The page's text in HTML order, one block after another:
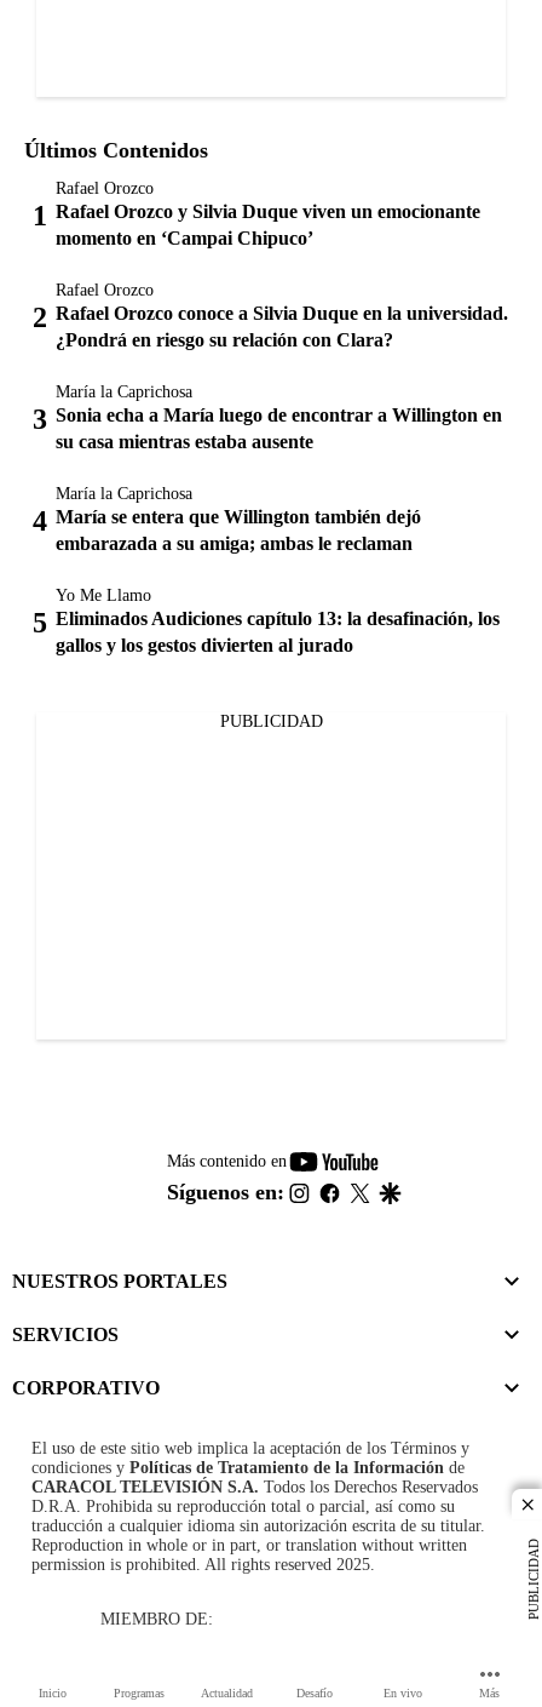
Inicio Programas Actualidad Desafío En vivo Más
PUBLICIDAD
Últimos Contenidos
Rafael Orozco
Rafael Orozco y Silvia Duque viven un emocionante
momento en ‘Campai Chipuco’
Rafael Orozco
Rafael Orozco conoce a Silvia Duque en la universidad.
¿Pondrá en riesgo su relación con Clara?
María la Caprichosa
Sonia echa a María luego de encontrar a Willington en
su casa mientras estaba ausente
María la Caprichosa
María se entera que Willington también dejó
embarazada a su amiga; ambas le reclaman
Yo Me Llamo
Eliminados Audiciones capítulo 13: la desafinación, los
gallos y los gestos divierten al jurado
PUBLICIDAD
Más contenido en
youtube-
footer
Síguenos en: instagram
facebook
twitter
NUESTROS PORTALES
SERVICIOS
CORPORATIVO
El uso de este sitio web implica la aceptación de los Términos y
condiciones y Políticas de Tratamiento de la Información de
CARACOL TELEVISIÓN S.A. Todos los Derechos Reservados
D.R.A. Prohibida su reproducción total o parcial, así como su
traducción a cualquier idioma sin autorización escrita de su titular.
Reproduction in whole or in part, or translation without written
permission is prohibited. All rights reserved 2025.
MIEMBRO DE: